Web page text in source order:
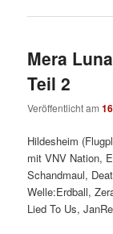
Mera
Teil 2
Veröffentlicht am
Hildesheim
mit VNV Nation,
Schandmaul,
Welle:Erdball,
Lied To Us,